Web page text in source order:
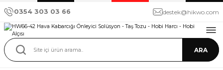
0354 303 03 66 destek@hikwo.com
ARA